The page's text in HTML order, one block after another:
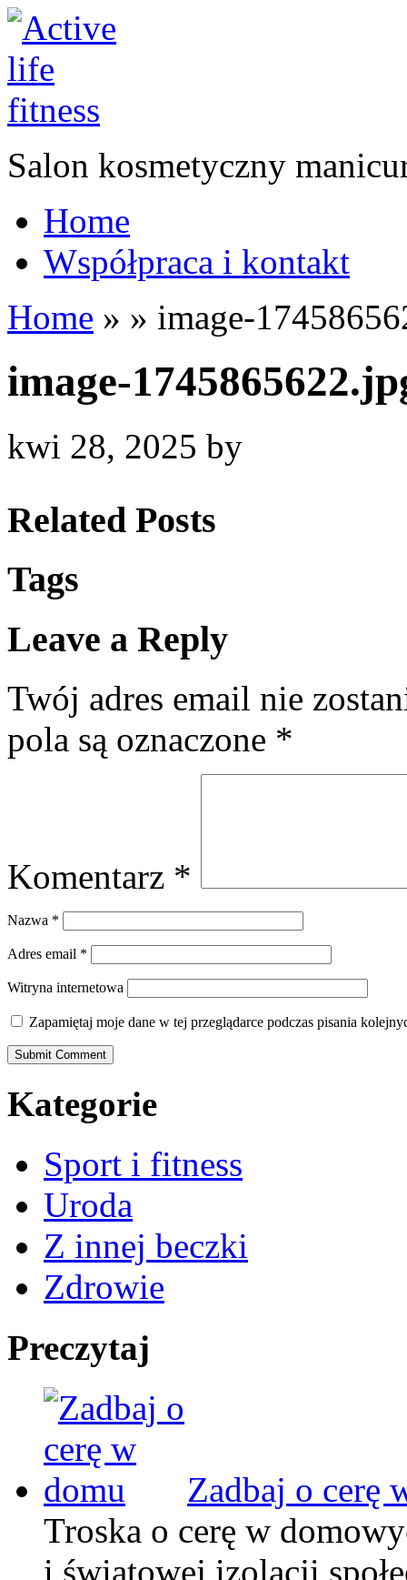
Salon kosmetyczny
Home
Współpraca i kontakt
Home » » image-
image-
kwi 28, 2025 by
Related Posts
Tags
Leave a Reply
Twój adres email nie
pola są oznaczone *
Komentarz *
Nazwa *
Adres email *
Witryna internetowa
Zapamiętaj moje dane w tej przeglądarce podczas pisania
Kategorie
Sport i fitness
Uroda
Z innej beczki
Zdrowie
Preczytaj
Zadbaj o cerę
Troska o cerę w
i światowej izolacji